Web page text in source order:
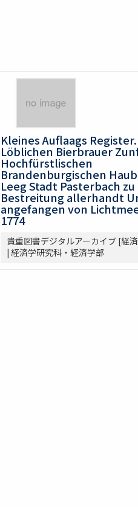
Kleines Auflaags
Löblichen Bierbrauer
Hochfürstlischen
Brandenburgischen
Leeg Stadt Pasterbach zu
Bestreitung allerhandt
angefangen von
1774
貴重図書デジタルアーカイブ [経
| 経済学研究科・経済学部